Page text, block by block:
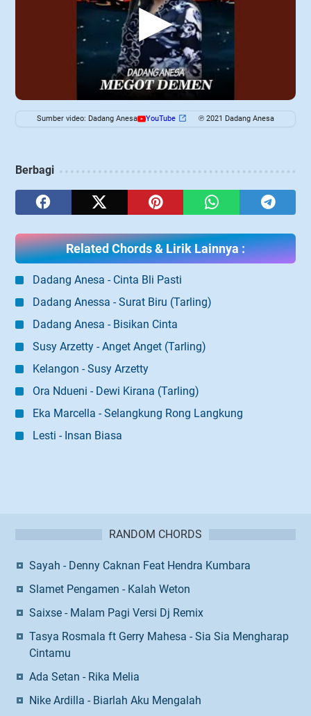
▶
Sumber video: Dadang Anesa YouTube ℗ 2021 Dadang Anesa
Berbagi
Related Chords & Lirik Lainnya :
Dadang Anesa - Cinta Bli Pasti
Dadang Anessa - Surat Biru (Tarling)
Dadang Anesa - Bisikan Cinta
Susy Arzetty - Anget Anget (Tarling)
Kelangon - Susy Arzetty
Ora Ndueni - Dewi Kirana (Tarling)
Eka Marcella - Selangkung Rong Langkung
Lesti - Insan Biasa
RANDOM CHORDS
Sayah - Denny Caknan Feat Hendra Kumbara
Slamet Pengamen - Kalah Weton
Saixse - Malam Pagi Versi Dj Remix
Tasya Rosmala ft Gerry Mahesa - Sia Sia Mengharap
Cintamu
Ada Setan - Rika Melia
Nike Ardilla - Biarlah Aku Mengalah